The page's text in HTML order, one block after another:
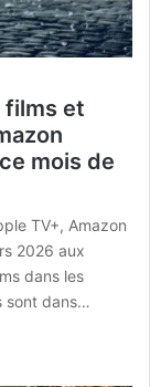
films et
mois de
TV+, Amazon
2026 aux
dans les
sont dans…